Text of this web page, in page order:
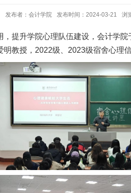
发布者：会计学院 发布时间：2024-03-21 浏
提升学院心理队伍建设，会计学
教授，2022级、2023级宿舍心理信